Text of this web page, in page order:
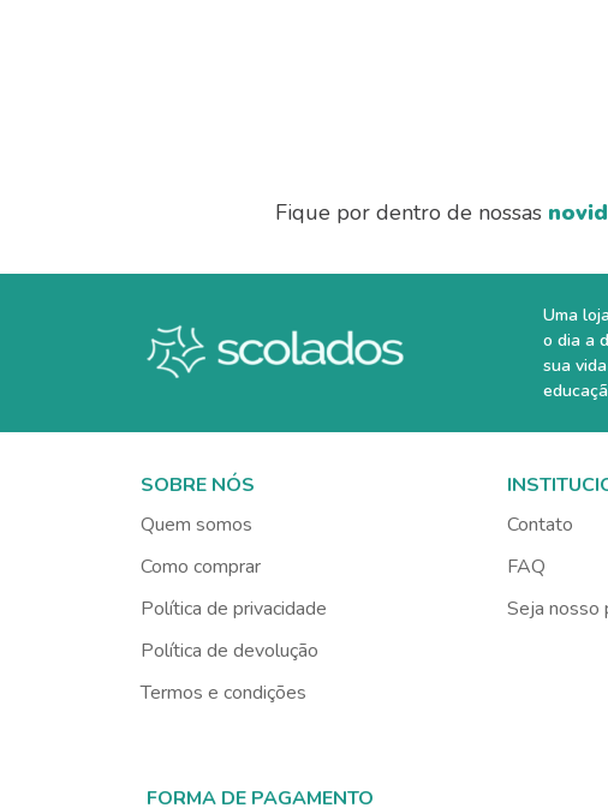
Fique por dentro de nossas
Uma
o dia a
sua
SOBRE NÓS
Quem somos
Como comprar
Política de privacidade
Política de devolução
Termos e condições
Contato
FAQ
Seja nosso
FORMA DE PAGAMENTO